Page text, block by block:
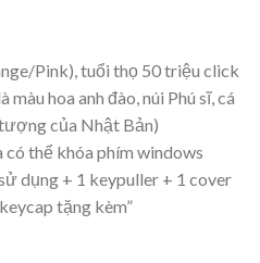
Pink), tuổi thọ 50 triệu click
hoa anh đào, núi Phú sĩ, cá
của Nhật Bản)
thể khóa phím windows
dụng + 1 keypuller + 1 cover
tặng kèm”